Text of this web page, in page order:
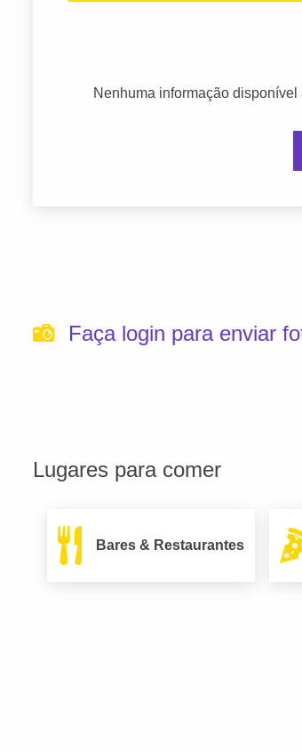
Nenhuma informação disponível
Faça login para enviar
Lugares para comer
Bares & Restaurantes